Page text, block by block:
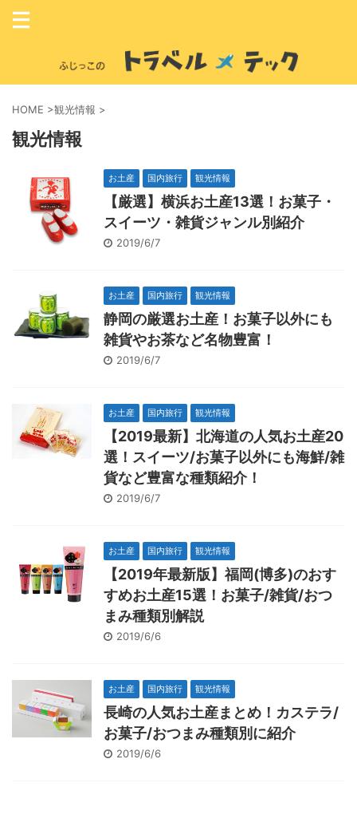
HOME >観光情報 >
観光情報
お土産 国内旅行 観光情報
【厳選】横浜お土産13選！お菓子・
スイーツ・雑貨ジャンル別紹介
2019/6/7
お土産 国内旅行 観光情報
静岡の厳選お土産！お菓子以外にも
雑貨やお茶など名物豊富！
2019/6/7
お土産 国内旅行 観光情報
【2019最新】北海道の人気お土産20
選！スイーツ/お菓子以外にも海鮮/雑
貨など豊富な種類紹介！
2019/6/7
お土産 国内旅行 観光情報
【2019年最新版】福岡(博多)のおす
すめお土産15選！お菓子/雑貨/おつ
まみ種類別解説
2019/6/6
お土産 国内旅行 観光情報
長崎の人気お土産まとめ！カステラ/
お菓子/おつまみ種類別に紹介
2019/6/6